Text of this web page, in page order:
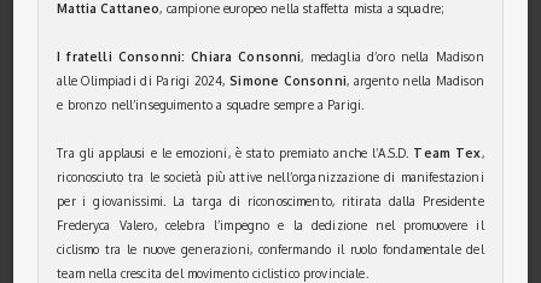
Mattia Cattaneo, campione europeo nella staffetta mista a squadre;
I fratelli Consonni: Chiara Consonni, medaglia d’oro nella Madison
alle Olimpiadi di Parigi 2024,Simone Consonni, argento nella Madison
e bronzo nell’inseguimento a squadre sempre a Parigi.
Tra gli applausi e le emozioni, è stato premiato anche l’A.S.D. Team Tex,
riconosciuto tra le società più attive nell’organizzazione di manifestazioni
per i giovanissimi. La targa di riconoscimento, ritirata dalla Presidente
Frederyca Valero, celebra l’impegno e la dedizione nel promuovere il
ciclismo tra le nuove generazioni, confermando il ruolo fondamentale del
team nella crescita del movimento ciclistico provinciale.